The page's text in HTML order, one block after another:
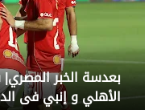
بعدسة الخبر المصري|
الأهلي و إنبي فى